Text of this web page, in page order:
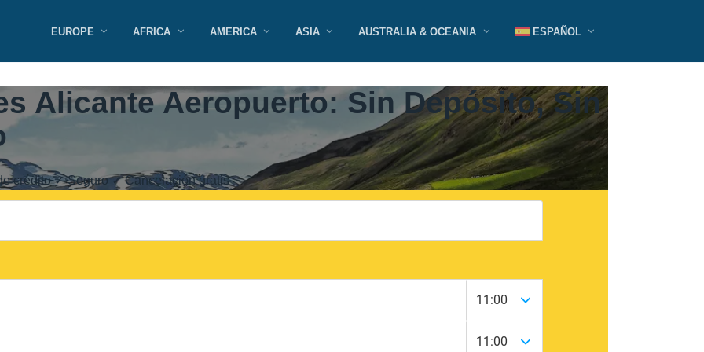
EUROPE AFRICA AMERICA ASIA AUSTRALIA & OCEANIA ESPAÑOL
Alicante Aeropuerto: Sin Depósito, Sin
crédito ✓ Seguro ✓ Cancelación gratis